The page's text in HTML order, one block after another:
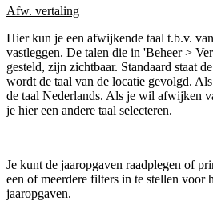
Afw. vertaling
Hier kun je een afwijkende taal t.b.v.
vastleggen. De talen die in 'Beheer >
gesteld, zijn zichtbaar. Standaard staat
wordt de taal van de locatie gevolgd.
de taal Nederlands. Als je wil afwijken
je hier een andere taal selecteren.
Je kunt de jaaropgaven raadplegen of
een of meerdere filters in te stellen voor
jaaropgaven.